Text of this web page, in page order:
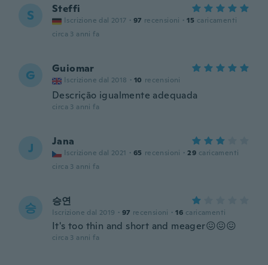
S Steffi
Iscrizione dal 2017 · 97 recensioni · 15 caricamenti
circa 3 anni fa
G Guiomar
Iscrizione dal 2018 · 10 recensioni
Descrição igualmente adequada
circa 3 anni fa
J Jana
Iscrizione dal 2021 · 65 recensioni · 29 caricamenti
circa 3 anni fa
승 승연
Iscrizione dal 2019 · 97 recensioni · 16 caricamenti
It's too thin and short and meager😖😖😖
circa 3 anni fa